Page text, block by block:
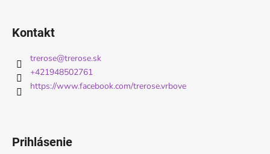
Kontakt
trerose@trerose.sk
+421948502761
https://www.facebook.com/trerose.vrbove
Prihlásenie